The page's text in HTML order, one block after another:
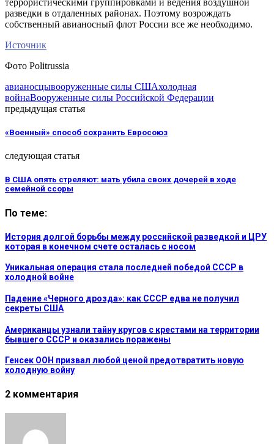
разведки в отдаленных районах. Поэтому возрождать
собственный авианосный флот России все же необходимо.
Источник
Фото Politrussia
авианосцывооруженные силы СШАхолодная
войнаВооруженные силы Российской Федерации
предыдущая статья
«Военный» способ сохранить Евросоюз
следующая статья
В США опять стреляют: мать убила своих дочерей в ходе
семейной ссоры
По теме:
История долгой борьбы между российской разведкой и ЦРУ
которая в конечном счете осталась с носом
Уникальная операция стала последней победой СССР в
холодной войне
Падение «Черного дрозда»: как СССР едва не получил
секреты США
Американцы узнали тайну кругов с крестами на территории
бывшего СССР и оказались поражены
Генсек ООН призвал любой ценой предотвратить новую
холодную войну
2 комментария